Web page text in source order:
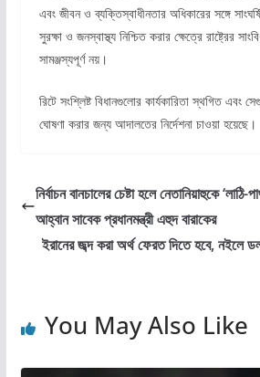
এবং জীবন ও ব্যক্তিস্বাধীনতার অধিকারের সঙ্গে
সুরক্ষা ও জনস্বাস্থ্য নিশ্চিত করার ক্ষেত্রে রাষ্ট্রের
সামঞ্জস্যপূর্ণ নয়।
রিটে সংশ্লিষ্ট বিধানগুলোর কার্যকারিতা স্থগিত এবং
ঘোষণা করার জন্য আদালতের নির্দেশনা চাওয়া হয়েছে।
নির্বাচন বানচালের চেষ্টা হলে নেতানিয়াহুকে
আহ্বান সাবেক প্রধানমন্ত্রী এহুদ বারাকের
ইরানের জব্দ করা অর্থ ফেরত দিতে হবে, নইলে
You May Also Like